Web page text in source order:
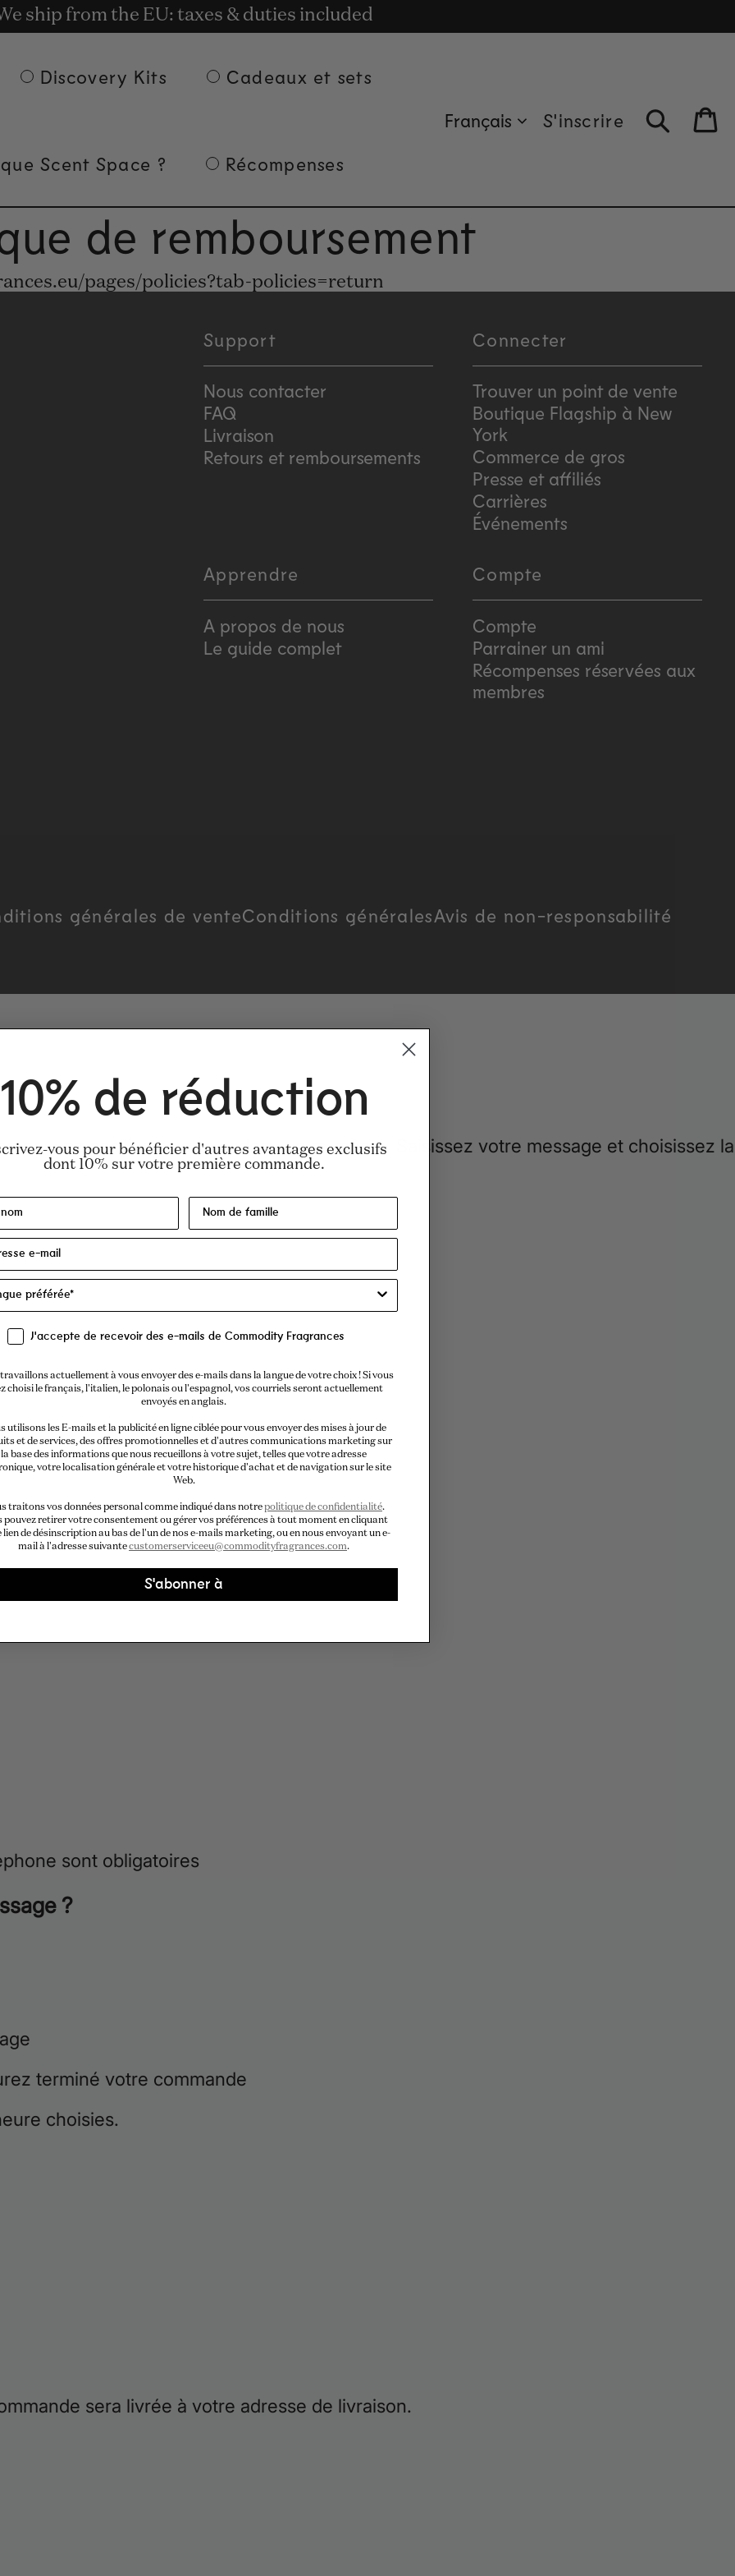
Livraison gratuite à partir de 135 € d'achat.
ship from the EU: taxes & duties included
rewards for shopping with Commodity.Circle
Discovery Kits Cadeaux et sets
Scent Space ? Récompenses
Français S'inscrire Bag
de remboursement
pages/policies?tab-policies=return
Support
Nous contacter
FAQ
Livraison
Retours et remboursements
Connecter
Trouver un point de vente
Boutique Flagship à New
York
Commerce de gros
Presse et affiliés
Carrières
Événements
Apprendre
A propos de nous
Le guide complet
Compte
Compte
Parrainer un ami
Récompenses réservées aux
membres
générales de venteConditions généralesAvis de non-responsabilité
10% de réduction
vous pour bénéficier d'autres avantages exclusifs
dont 10% sur votre première commande.
J'accepte de recevoir des e-mails de Commodity Fragrances
actuellement à vous envoyer des e-mails dans la langue de votre choix ! Si vous
choisi le français, l'italien, le polonais ou l'espagnol, vos courriels seront actuellement
envoyés en anglais.
utilisons les E-mails et la publicité en ligne ciblée pour vous envoyer des mises à jour de
et de services, des offres promotionnelles et d'autres communications marketing sur
la base des informations que nous recueillons à votre sujet, telles que votre adresse
votre localisation générale et votre historique d'achat et de navigation sur le site
Web.
traitons vos données personal comme indiqué dans notrepolitique de confidentialité.
pouvez retirer votre consentement ou gérer vos préférences à tout moment en cliquant
lien de désinscription au bas de l'un de nos e-mails marketing, ou en nous envoyant un e-
mail à l'adresse suivantecustomerserviceeu@commodityfragrances.com.
S'abonner à